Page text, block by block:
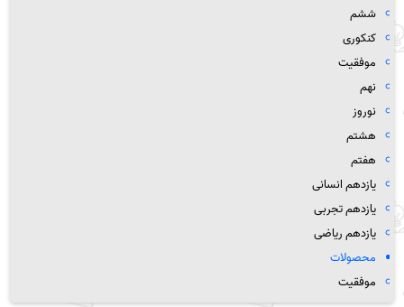
ششم
کنکوری
موفقیت
نهم
نوروز
هشتم
هفتم
یازدهم انسانی
یازدهم تجربی
یازدهم ریاضی
محصولات
موفقیت